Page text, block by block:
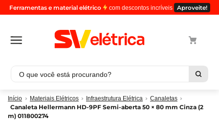
Ferramentas e material elétrico com descontos incríveis Aproveite!
O que você está procurando?
Materiais Elétricos Infraestrutura Elétrica Canaletas
Canaleta Hellermann HD-9PF Semi-aberta 50 × 80 mm Cinza (2
m) 011800274
Termos mais buscados
1º cabo